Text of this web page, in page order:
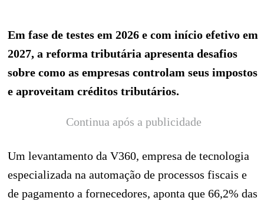
Em fase de testes em 2026 e com início efetivo em
2027, a reforma tributária apresenta desafios
sobre como as empresas controlam seus impostos
e aproveitam créditos tributários.
Continua após a publicidade
Um levantamento da V360, empresa de tecnologia
especializada na automação de processos fiscais e
de pagamento a fornecedores, aponta que 66,2% das